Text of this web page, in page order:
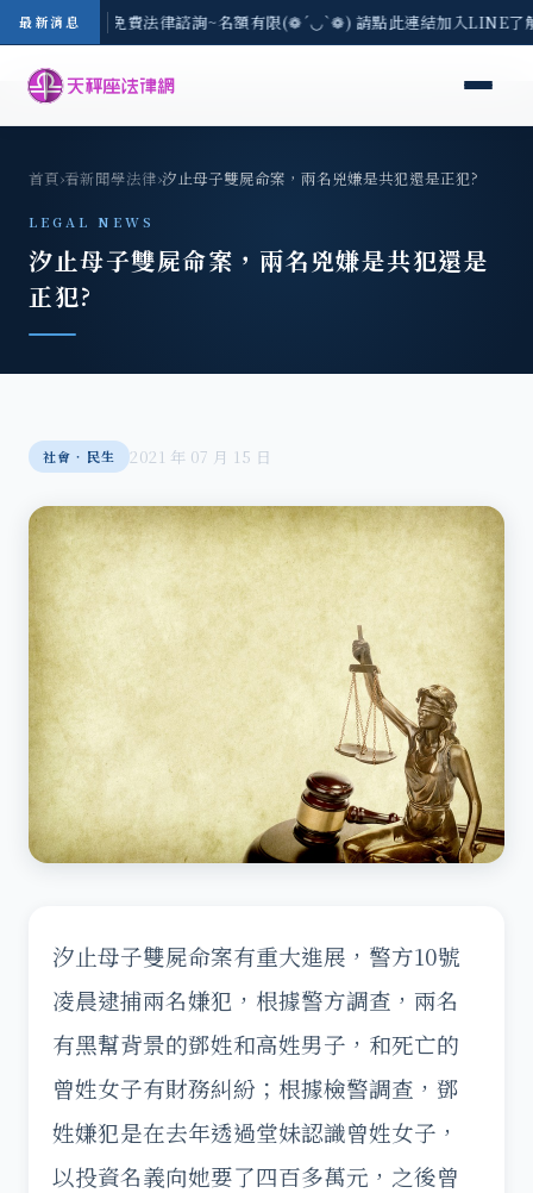
最新消息
-8/3(一) 現場免費法律諮詢~名額有限(❁´◡`❁) 請點此連結加入LINE
首頁›看新聞學法律›汐止母子雙屍命案，兩名兇嫌是共犯還是正犯?
LEGAL NEWS
汐止母子雙屍命案，兩名兇嫌是共犯還是
正犯?
社會‧民生 2021 年 07 月 15 日
汐止母子雙屍命案有重大進展，警方10號
凌晨逮捕兩名嫌犯，根據警方調查，兩名
有黑幫背景的鄧姓和高姓男子，和死亡的
曾姓女子有財務糾紛；根據檢警調查，鄧
姓嫌犯是在去年透過堂妹認識曾姓女子，
以投資名義向她要了四百多萬元，之後曾